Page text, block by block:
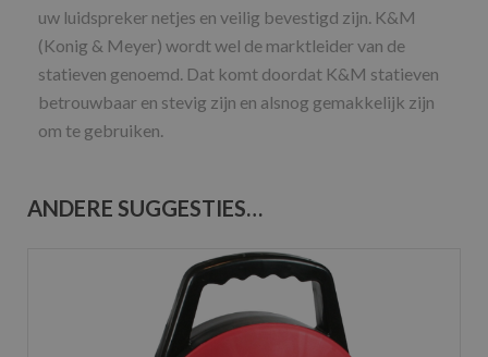
uw luidspreker netjes en veilig bevestigd zijn. K&M
(Konig & Meyer) wordt wel de marktleider van de
statieven genoemd. Dat komt doordat K&M statieven
betrouwbaar en stevig zijn en alsnog gemakkelijk zijn
om te gebruiken.
ANDERE SUGGESTIES…